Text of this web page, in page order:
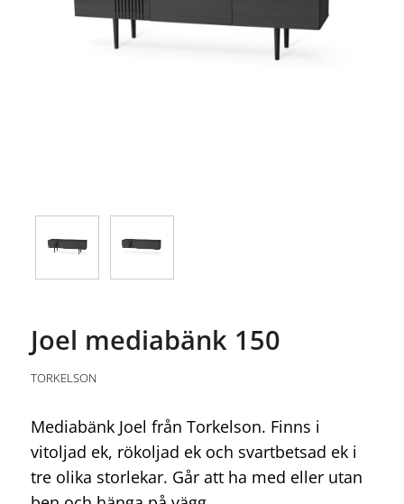
Joel mediabänk 150
TORKELSON
Mediabänk Joel från Torkelson. Finns i
vitoljad ek, rökoljad ek och svartbetsad ek i
tre olika storlekar. Går att ha med eller utan